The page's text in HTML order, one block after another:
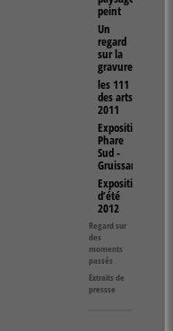
peint
Un
regard
sur la
gravure
les 111
des arts
2011
Exposition
Phare
Sud -
Gruissan
Expositions
d’été
2012
Regard sur
des
moments
passés
Extraits de
pressse